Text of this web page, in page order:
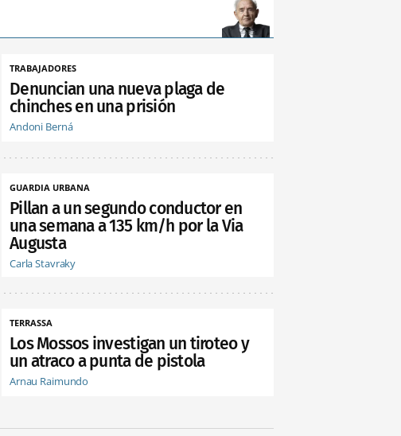
TRABAJADORES
Denuncian una nueva plaga de
chinches en una prisión
Andoni Berná
GUARDIA URBANA
Pillan a un segundo conductor en
una semana a 135 km/h por la Via
Augusta
Carla Stavraky
TERRASSA
Los Mossos investigan un tiroteo y
un atraco a punta de pistola
Arnau Raimundo